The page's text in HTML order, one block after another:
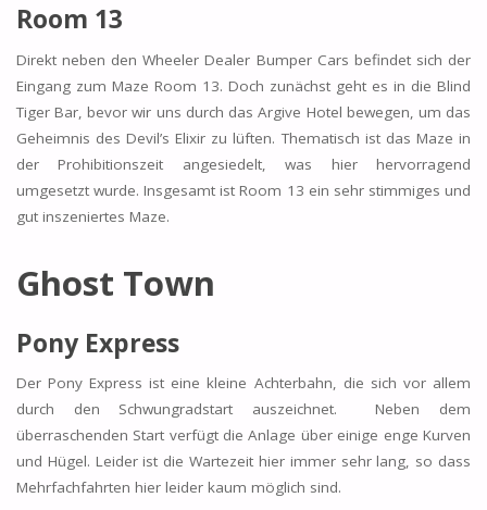
Room 13
Direkt neben den Wheeler Dealer Bumper Cars befindet sich der
Eingang zum Maze Room 13. Doch zunächst geht es in die Blind
Tiger Bar, bevor wir uns durch das Argive Hotel bewegen, um das
Geheimnis des Devil’s Elixir zu lüften. Thematisch ist das Maze in
der Prohibitionszeit angesiedelt, was hier hervorragend
umgesetzt wurde. Insgesamt ist Room 13 ein sehr stimmiges und
gut inszeniertes Maze.
Ghost Town
Pony Express
Der Pony Express ist eine kleine Achterbahn, die sich vor allem
durch den Schwungradstart auszeichnet. Neben dem
überraschenden Start verfügt die Anlage über einige enge Kurven
und Hügel. Leider ist die Wartezeit hier immer sehr lang, so dass
Mehrfachfahrten hier leider kaum möglich sind.